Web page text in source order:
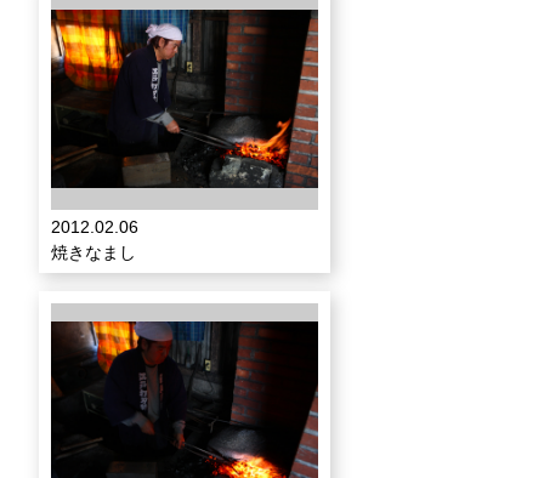
2012.02.06
焼きなまし